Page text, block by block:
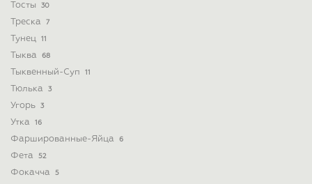
Тосты 30
Треска 7
Тунец 11
Тыква 68
Тыквенный-Суп 11
Тюлька 3
Угорь 3
Утка 16
Фаршированные-Яйца 6
Фета 52
Фокачча 5